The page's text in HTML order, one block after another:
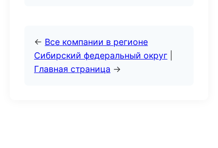
← Все компании в регионе
Сибирский федеральный округ
Главная страница →